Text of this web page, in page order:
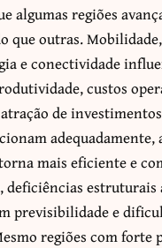
algumas regiões
que outras.
e conectividade
custos
de
adequadamente,
mais eficiente e
deficiências estruturais
previsibilidade e
regiões com forte